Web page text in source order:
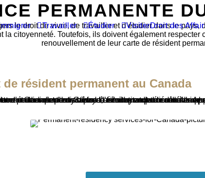
Travailler Étudier VisiterDroit des
PERMANENTE
le droit de vivre, de travailler et d’étudier dans le
citoyenneté. Toutefois, ils doivent également
renouvellement de leur carte de résident
de résident permanent au Canada
de s’établir de façon permanente au Canada par le biais d’une demande de résidence permanente. Les résidents permanents ont le droit de vivre, de travailler et d’étudier partout au pays, ainsi que d’accéder à la plupart des avantages sociaux offerts aux citoyens canadiens, tels que la couverture maladie et le système d’éducation public. Ils doivent respecter certaines obligations, notamment maintenir leur résidence au Canada et renouveler leur carte de résidence permanente. Après avoir vécu au Canada pendant une certaine période, ils peuvent éventuellement devenir admissibles à la citoyenneté canadienne.